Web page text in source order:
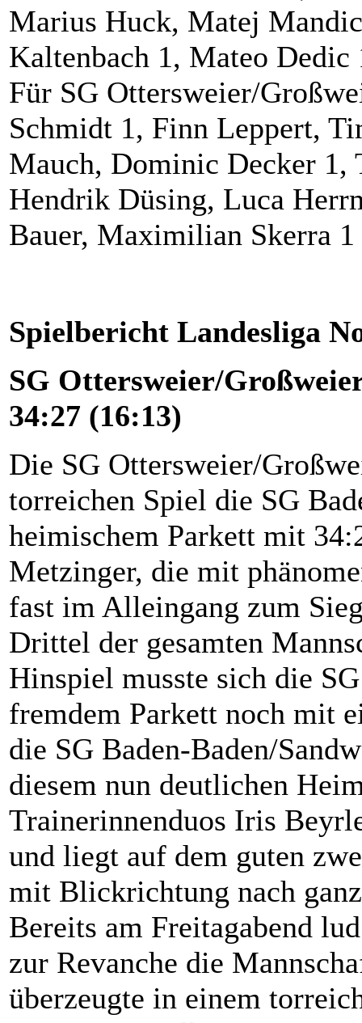
Marius Huck, Matej
Kaltenbach 1, Mateo Dedic
Für SG Ottersweier/
Schmidt 1, Finn Leppert,
Mauch, Dominic Decker 1,
Hendrik Düsing, Luca
Bauer, Maximilian Skerra 1
Spielbericht Landesliga
SG Ottersweier/
34:27 (16:13)
Die SG Ottersweier/
torreichen Spiel die SG
heimischem Parkett mit
Metzinger, die mit
fast im Alleingang zum
Drittel der gesamten
Hinspiel musste sich die
fremdem Parkett noch mit
die SG Baden-Baden/
diesem nun deutlichen
Trainerinnenduos Iris
und liegt auf dem guten
mit Blickrichtung nach
Bereits am Freitagabend
zur Revanche die
überzeugte in einem